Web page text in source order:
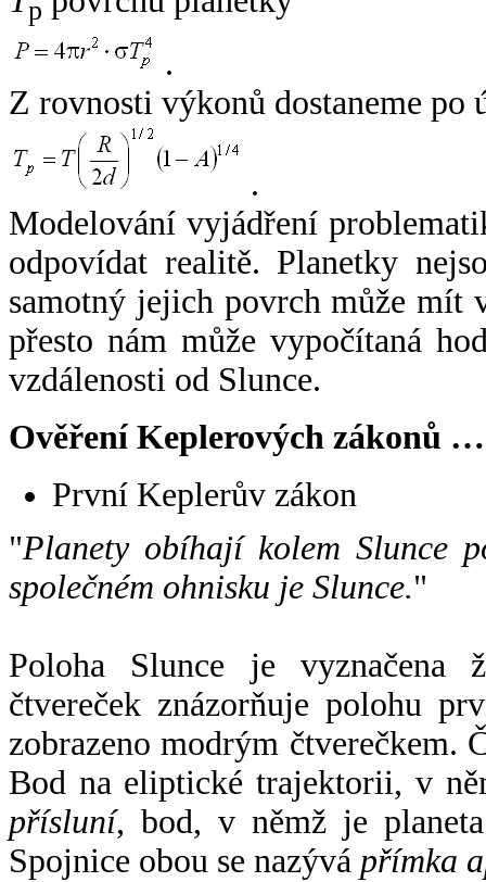
p
.
Z rovnosti výkonů dostaneme po
.
Modelování vyjádření
odpovídat realitě. Planetky
samotný jejich povrch může mít
přesto nám může vypočítaná
vzdálenosti od Slunce.
Ověření Keplerových zákonů …
První Keplerův zákon
"Planety obíhají kolem Slunce
společném ohnisku je Slunce."
Poloha Slunce je vyznačena
čtvereček znázorňuje polohu
zobrazeno modrým čtverečkem.
Bod na eliptické trajektorii, v
přísluní, bod, v němž je
Spojnice obou se nazývá přímka